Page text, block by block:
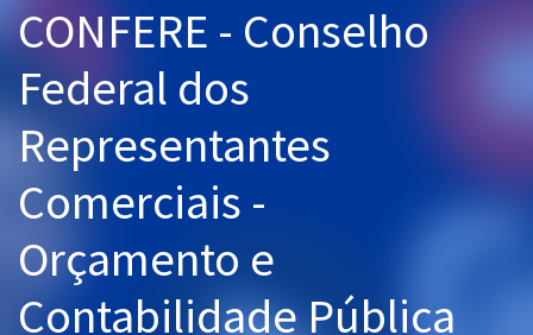
Cursos 20% OFF
Pós
Graduação
OAB
Questões grátis
CONFERE - Conselho
Federal dos
Representantes
Comerciais -
Orçamento e
Contabilidade Pública